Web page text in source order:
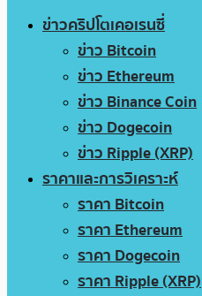
ข่าวคริปโตเคอเรนซี่
ข่าว Bitcoin
ข่าว Ethereum
ข่าว Binance Coin
ข่าว Dogecoin
ข่าว Ripple (XRP)
ราคาและการวิเคราะห์
ราคา Bitcoin
ราคา Ethereum
ราคา Dogecoin
ราคา Ripple (XRP)